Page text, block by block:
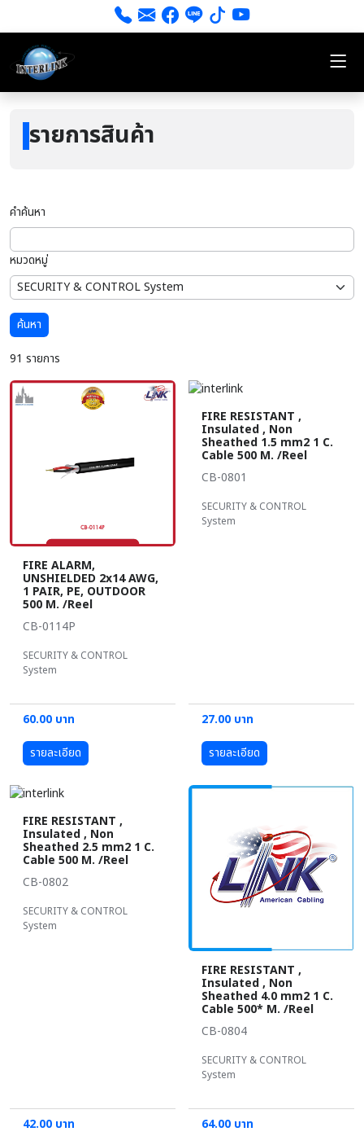
รายการสินค้า
คำค้นหา
หมวดหมู่
ค้นหา
91 รายการ
FIRE ALARM,
UNSHIELDED 2x14 AWG,
1 PAIR, PE, OUTDOOR
500 M. /Reel
CB-0114P
SECURITY & CONTROL
System
60.00 บาท
รายละเอียด
FIRE RESISTANT ,
Insulated , Non
Sheathed 1.5 mm2 1 C.
Cable 500 M. /Reel
CB-0801
SECURITY & CONTROL
System
27.00 บาท
รายละเอียด
FIRE RESISTANT ,
Insulated , Non
Sheathed 2.5 mm2 1 C.
Cable 500 M. /Reel
CB-0802
SECURITY & CONTROL
System
42.00 บาท
FIRE RESISTANT ,
Insulated , Non
Sheathed 4.0 mm2 1 C.
Cable 500* M. /Reel
CB-0804
SECURITY & CONTROL
System
64.00 บาท